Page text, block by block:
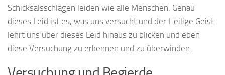
Schicksalsschlägen leiden wie alle Menschen. Genau
dieses Leid ist es, was uns versucht und der Heilige Geist
lehrt uns über dieses Leid hinaus zu blicken und eben
diese Versuchung zu erkennen und zu überwinden.